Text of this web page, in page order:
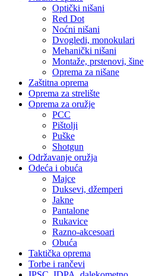
Optički nišani
Red Dot
Noćni nišani
Dvogledi, monokulari
Mehanički nišani
Montaže, prstenovi, šine
Oprema za nišane
Zaštitna oprema
Oprema za strelište
Oprema za oružje
PCC
Pištolji
Puške
Shotgun
Održavanje oružja
Odeća i obuća
Majce
Duksevi, džemperi
Jakne
Pantalone
Rukavice
Razno-akcesoari
Obuća
Taktička oprema
Torbe i rančevi